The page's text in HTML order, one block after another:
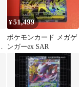
¥51,499
ポケモンカード メガゲ
ンガーex SAR